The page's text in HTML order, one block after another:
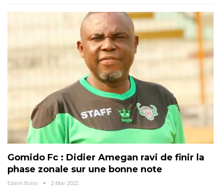
Gomido Fc : Didier Amegan ravi de finir la
phase zonale sur une bonne note
Edem Bolor 2 Mar 2022